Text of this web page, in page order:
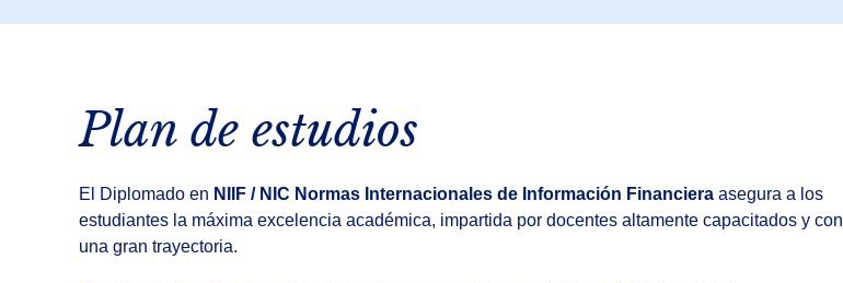
Plan de estudios
El Diplomado en NIIF / NIC Normas Internacionales de Información Financiera asegura a los
estudiantes la máxima excelencia académica, impartida por docentes altamente capacitados y con
una gran trayectoria.